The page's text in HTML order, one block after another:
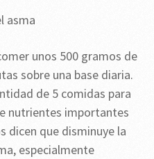
asma
unos 500 gramos de
sobre una base diaria.
de 5 comidas para
nutrientes importantes
dicen que disminuye la
especialmente